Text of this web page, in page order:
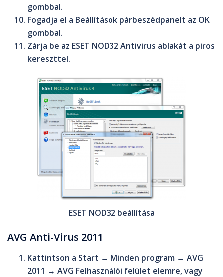
gombbal.
Fogadja el a Beállítások párbeszédpanelt az OK
gombbal.
Zárja be az ESET NOD32 Antivirus ablakát a piros
kereszttel.
ESET NOD32 beállítása
AVG Anti-Virus 2011
Kattintson a Start → Minden program → AVG
2011 → AVG Felhasználói felület elemre, vagy